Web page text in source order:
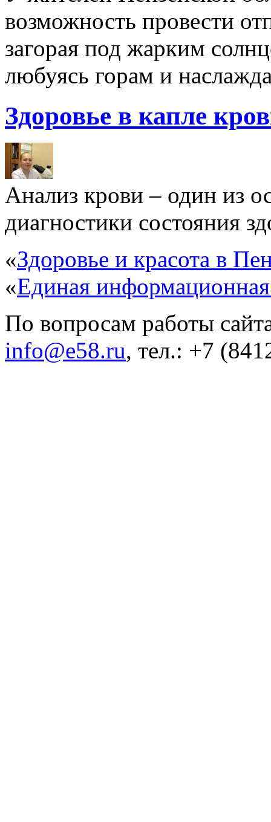
возможность провести
загорая под жарким
любуясь горам и
Здоровье в капле
Анализ крови – один из
диагностики состояния
«Здоровье и красота в
«Единая
По вопросам работы
info@e58.ru, тел.: +7